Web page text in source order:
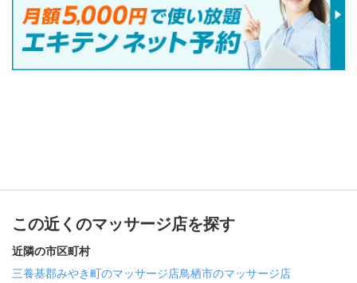
この近くのマッサージ店を探す
近隣の市区町村
三養基郡みやき町のマッサージ店鳥栖市のマッサージ店